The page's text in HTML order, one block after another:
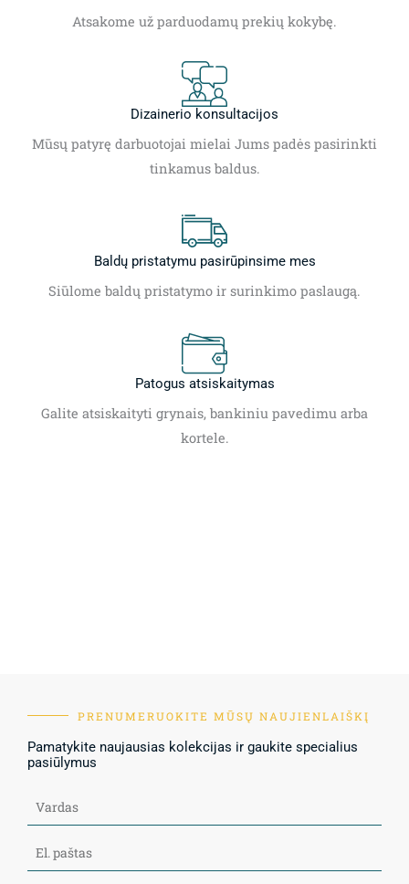
Atsakome už parduodamų prekių kokybę.
Dizainerio konsultacijos
Mūsų patyrę darbuotojai mielai Jums padės pasirinkti
tinkamus baldus.
Baldų pristatymu pasirūpinsime mes
Siūlome baldų pristatymo ir surinkimo paslaugą.
Patogus atsiskaitymas
Galite atsiskaityti grynais, bankiniu pavedimu arba
kortele.
PRENUMERUOKITE MŪSŲ NAUJIENLAIŠKĮ
Pamatykite naujausias kolekcijas ir gaukite specialius
pasiūlymus